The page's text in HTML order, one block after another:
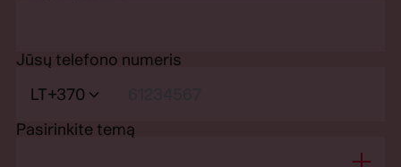
Jūsų telefono numeris
LT+370
Pasirinkite temą